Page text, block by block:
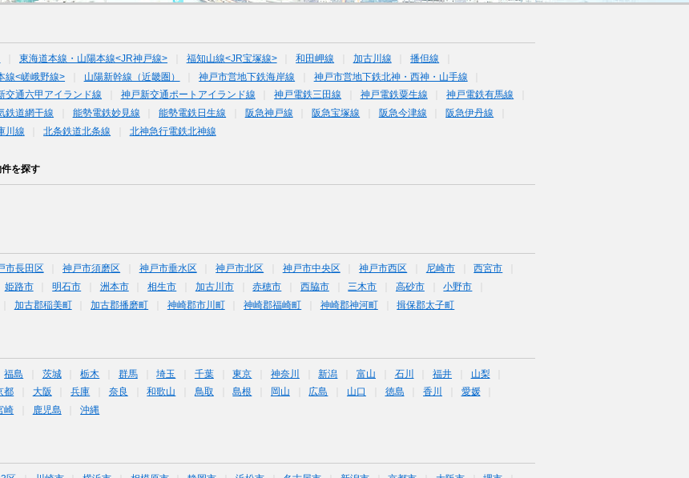
東海道本線・山陽本線<JR神戸線> 福知山線<JR宝塚線> 和田岬線 加古川線
播但線
線<嵯峨野線> 山陽新幹線（近畿圏） 神戸市営地下鉄海岸線
神戸市営地下鉄北神・西神・山手線
交通六甲アイランド線 神戸新交通ポートアイランド線 神戸電鉄三田線 神戸電鉄粟生線
神戸電鉄有馬線
鉄道網干線 能勢電鉄妙見線 能勢電鉄日生線 阪急神戸線 阪急宝塚線 阪急今津線
阪急伊丹線
川線 北条鉄道北条線 北神急行電鉄北神線
を探す
市長田区 神戸市須磨区 神戸市垂水区 神戸市北区 神戸市中央区 神戸市西区 尼崎市
西宮市
姫路市 明石市 洲本市 相生市 加古川市 赤穂市 西脇市 三木市 高砂市
小野市
加古郡稲美町 加古郡播磨町 神崎郡市川町 神崎郡福崎町 神崎郡神河町 揖保郡太子町
福島 茨城 栃木 群馬 埼玉 千葉 東京 神奈川 新潟 富山 石川 福井
山梨
都 大阪 兵庫 奈良 和歌山 鳥取 島根 岡山 広島 山口 徳島 香川
愛媛
崎 鹿児島 沖縄